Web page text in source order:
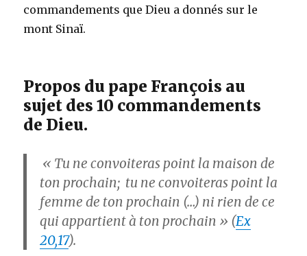
commandements que Dieu a donnés sur le
mont Sinaï.
Propos du pape François au
sujet des 10 commandements
de Dieu.
« Tu ne convoiteras point la maison de
ton prochain; tu ne convoiteras point la
femme de ton prochain (…) ni rien de ce
qui appartient à ton prochain » (Ex
20,17).